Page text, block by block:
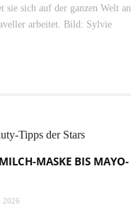
sich auf der ganzen Welt an,
arbeitet. Bild: Sylvie
MASKE BIS MAYO-
2026